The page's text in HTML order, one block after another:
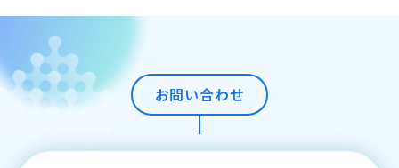
お問い合わせ